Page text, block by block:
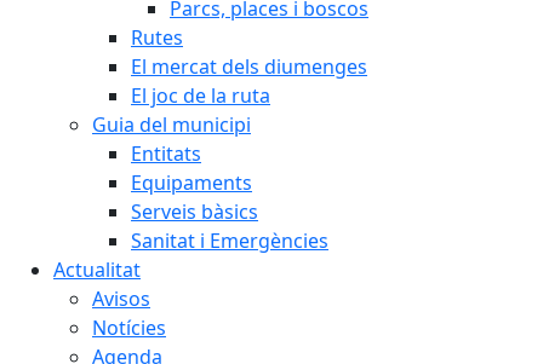
Parcs, places i boscos
Rutes
El mercat dels diumenges
El joc de la ruta
Guia del municipi
Entitats
Equipaments
Serveis bàsics
Sanitat i Emergències
Actualitat
Avisos
Notícies
Agenda